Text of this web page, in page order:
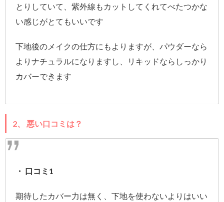
とりしていて、紫外線もカットしてくれてべたつかな
い感じがとてもいいです
下地後のメイクの仕方にもよりますが、パウダーなら
よりナチュラルになりますし、リキッドならしっかり
カバーできます
2、 悪い口コミは？
・ 口コミ1
期待したカバー力は無く、下地を使わないよりはいい